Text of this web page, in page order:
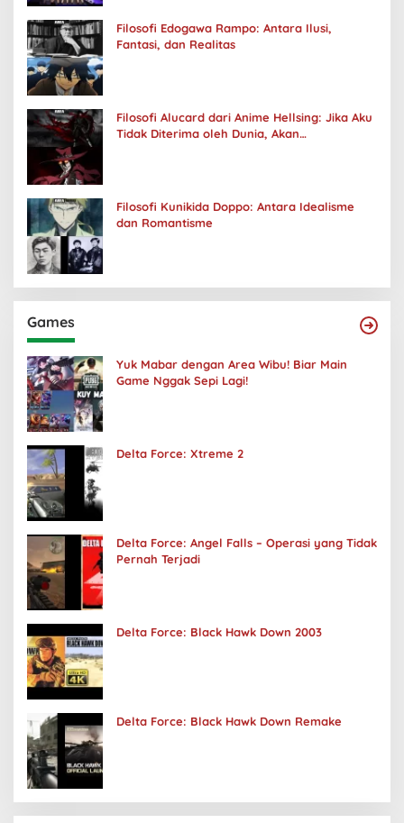
Filosofi Edogawa Rampo: Antara Ilusi,
Fantasi, dan Realitas
Filosofi Alucard dari Anime Hellsing: Jika Aku
Tidak Diterima oleh Dunia, Akan
Filosofi Kunikida Doppo: Antara Idealisme
dan Romantisme
Games
Yuk Mabar dengan Area Wibu! Biar Main
Game Nggak Sepi Lagi!
Delta Force: Xtreme 2
Delta Force: Angel Falls – Operasi yang Tidak
Pernah Terjadi
Delta Force: Black Hawk Down 2003
Delta Force: Black Hawk Down Remake